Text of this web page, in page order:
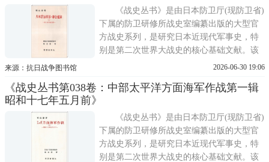
避免战争记忆散佚;同
《战史丛书》是由日本防卫厅(现防卫省)
下属的防卫研修所战史室编纂出版的大型官
方战史系列，是研究日本近现代军事史，特
别是第二次世界大战史的核心基础文献。该
丛书的编纂工作始于1955年，正值日本战后
于系统整理与保存旧日军遗留的大量原始档
避免战争记忆散佚;同
来源：抗日战争图书馆 2026-06-30 19:06
《战史丛书第038卷：中部太平洋方面海军作战第一辑
昭和十七年五月前》
《战史丛书》是由日本防卫厅(现防卫省)
下属的防卫研修所战史室编纂出版的大型官
方战史系列，是研究日本近现代军事史，特
别是第二次世界大战史的核心基础文献。该